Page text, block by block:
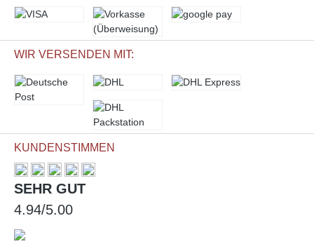
WIR VERSENDEN MIT:
KUNDENSTIMMEN
SEHR GUT
4.94/5.00